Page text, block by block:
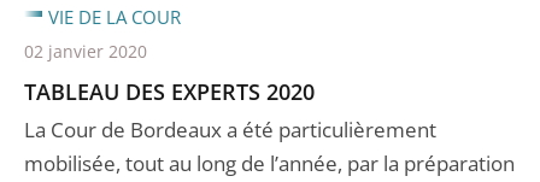
TABLEAU DES EXPERTS 2020
La Cour de Bordeaux a été particulièrement
mobilisée, tout au long de l’année, par la préparation
VIE DE LA COUR
02 janvier 2020